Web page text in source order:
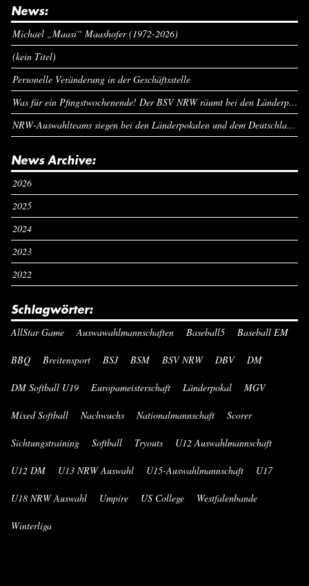
News:
Michael „Maasi“ Maashofer (1972-2026)
(kein Titel)
Personelle Veränderung in der Geschäftsstelle
Was für ein Pfingstwochenende! Der BSV NRW räumt bei den Länderpokalen ab
NRW-Auswahlteams siegen bei den Länderpokalen und dem Deutschlandcup an Pfingsten
News Archive:
2026
2025
2024
2023
2022
Schlagwörter:
AllStar Game Auswawahlmannschaften Baseball5 Baseball EM
BBQ Breitensport BSJ BSM BSV NRW DBV DM
DM Softball U19 Europameisterschaft Länderpokal MGV
Mixed Softball Nachwuchs Nationalmannschaft Scorer
Sichtungstraining Softball Tryouts U12 Auswahlmannschaft
U12 DM U13 NRW Auswahl U15-Auswahlmannschaft U17
U18 NRW Auswahl Umpire US College Westfalenbande
Winterliga